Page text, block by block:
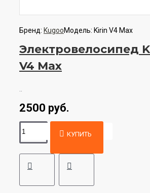
Бренд: KugooМодель: Kirin V4 Max
Электровелосипед
V4 Max
2500 руб.
КУПИТЬ